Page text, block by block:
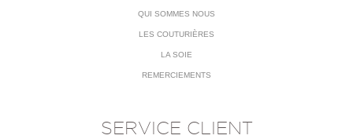
QUI SOMMES NOUS
LES COUTURIÈRES
LA SOIE
REMERCIEMENTS
SERVICE CLIENT